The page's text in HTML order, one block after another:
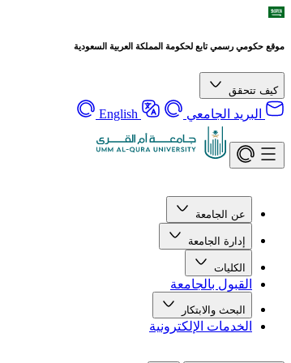
موقع حكومي رسمي تابع لحكومة المملكة العربية السعودية
كيف تتحقق
البريد الجامعي English
عن الجامعة
إدارة الجامعة
الكليات
القبول بالجامعة
البحث والابتكار
الخدمات الإلكترونية